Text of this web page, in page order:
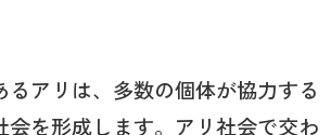
るアリは、多数の個体が協力する
会を形成します。アリ社会で交わ